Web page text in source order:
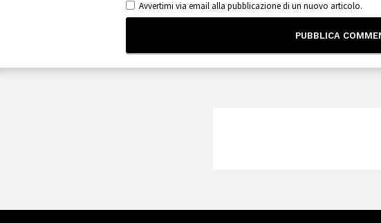
Avvertimi via email alla pubblicazione di un nuovo articolo.